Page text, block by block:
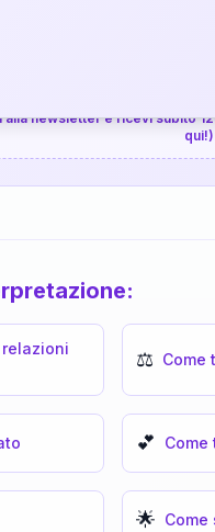
alla newsletter e ricevi subito
qui!)
⚖️ Come
💕
🌟